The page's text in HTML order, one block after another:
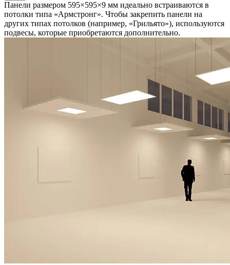
Панели размером 595×595×9 мм идеально встраиваются в
потолки типа «Армстронг». Чтобы закрепить панели на
других типах потолков (например, «Грильято»), используются
подвесы, которые приобретаются дополнительно.